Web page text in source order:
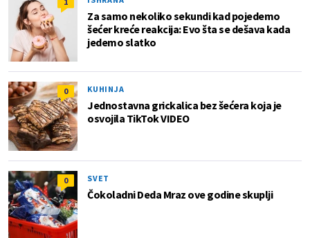
Za samo nekoliko sekundi kad pojedemo
šećer kreće reakcija: Evo šta se dešava kada
jedemo slatko
0 KUHINJA
Jednostavna grickalica bez šećera koja je
osvojila TikTok VIDEO
0 SVET
Čokoladni Deda Mraz ove godine skuplji